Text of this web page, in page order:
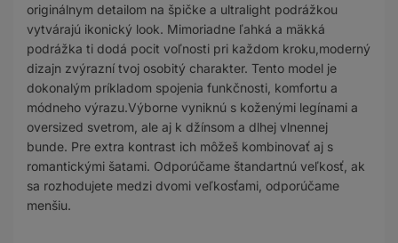
originálnym detailom na špičke a ultralight podrážkou
vytvárajú ikonický look. Mimoriadne ľahká a mäkká
podrážka ti dodá pocit voľnosti pri každom kroku,moderný
dizajn zvýrazní tvoj osobitý charakter. Tento model je
dokonalým príkladom spojenia funkčnosti, komfortu a
módneho výrazu.Výborne vyniknú s koženými legínami a
oversized svetrom, ale aj k džínsom a dlhej vlnennej
bunde. Pre extra kontrast ich môžeš kombinovať aj s
romantickými šatami. Odporúčame štandartnú veľkosť, ak
sa rozhodujete medzi dvomi veľkosťami, odporúčame
menšiu.